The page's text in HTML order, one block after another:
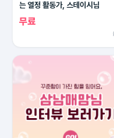
는 열정 활동가, 스테이시님
무료